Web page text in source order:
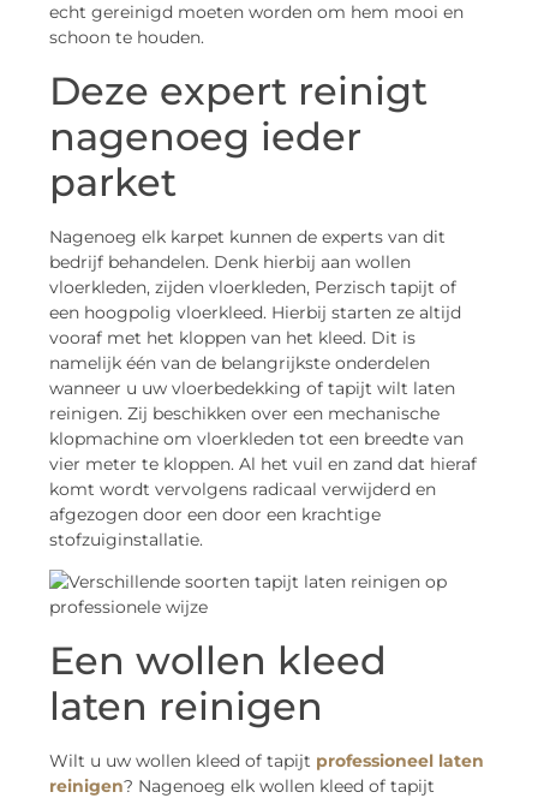
echt gereinigd moeten worden om hem mooi en
schoon te houden.
Deze expert reinigt
nagenoeg ieder
parket
Nagenoeg elk karpet kunnen de experts van dit
bedrijf behandelen. Denk hierbij aan wollen
vloerkleden, zijden vloerkleden, Perzisch tapijt of
een hoogpolig vloerkleed. Hierbij starten ze altijd
vooraf met het kloppen van het kleed. Dit is
namelijk één van de belangrijkste onderdelen
wanneer u uw vloerbedekking of tapijt wilt laten
reinigen. Zij beschikken over een mechanische
klopmachine om vloerkleden tot een breedte van
vier meter te kloppen. Al het vuil en zand dat hieraf
komt wordt vervolgens radicaal verwijderd en
afgezogen door een door een krachtige
stofzuiginstallatie.
Een wollen kleed
laten reinigen
Wilt u uw wollen kleed of tapijt professioneel laten
reinigen? Nagenoeg elk wollen kleed of tapijt